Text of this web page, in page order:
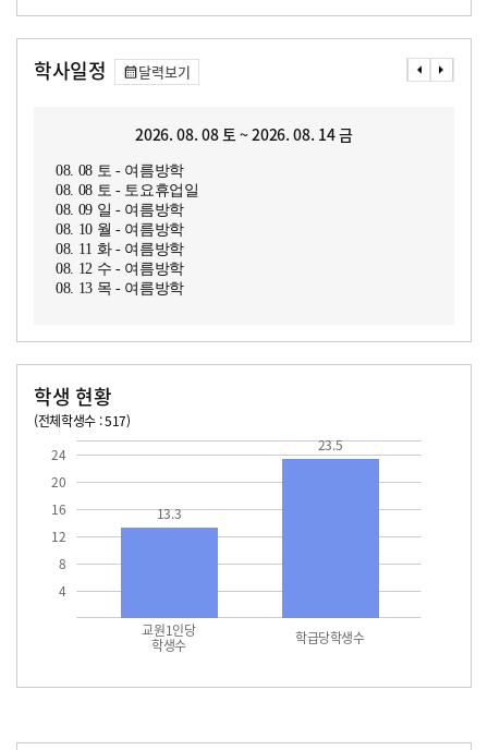
학사일정 달력보기
2026. 08. 08 토 ~ 2026. 08. 14 금
08. 08 토 - 여름방학
08. 08 토 - 토요휴업일
08. 09 일 - 여름방학
08. 10 월 - 여름방학
08. 11 화 - 여름방학
08. 12 수 - 여름방학
08. 13 목 - 여름방학
학생 현황
(전체학생수 : 517)
4
8
12
16
20
24
교원1인당
학생수 학급당학생수
13.3
23.5